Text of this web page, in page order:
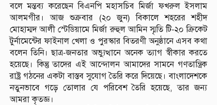
বলে মন্তব্য করেছেন বিএনপি মহাসচিব মির্জা ফখরুল ইসলাম
আলমগীর। আজ শুক্রবার (২০ জুন) বিকালে শহরের শহীদ
মোহাম্মদ আলী স্টেডিয়ামে মির্জা রুহুল আমিন স্মৃতি টি-২০ ক্রিকেট
টুর্নামেন্টের ফাইনাল খেলা ও পুরস্কার বিতরণী অনুষ্ঠানে এসব কথা
বলেন তিনি। ছাত্র-জনতার অভ্যুত্থানে অনেক ত্যাগ স্বীকার করতে
হয়েছে। কিন্তু তাদের এই আন্দোলন আমাদের সামনে গণতান্ত্রিক
রাষ্ট্র গঠনের একটা বাস্তব সুযোগ তৈরি করে দিয়েছে। বাংলাদেশকে
নতুনভাবে গড়ে তোলার যে পরিবেশ তৈরি হয়েছে, তার জন্য
আমরা কৃতজ্ঞ।